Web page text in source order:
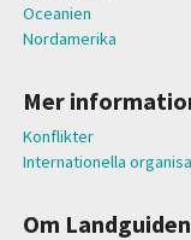
Oceanien
Nordamerika
Mer
Konflikter
Internationella
Om Landguiden